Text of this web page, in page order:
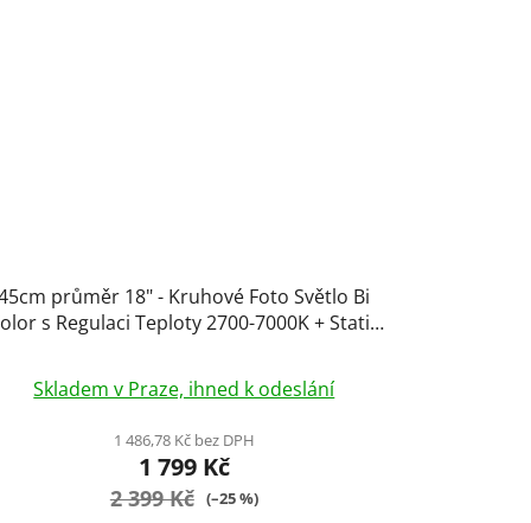
průměr 18" - Kruhové Foto Světlo Bi
s Regulaci Teploty 2700-7000K + Stativ
hodnocení
produktu
je
5,0
Skladem v Praze, ihned k odeslání
1 486,78 Kč bez DPH
1 799 Kč
2 399 Kč (–25 %)